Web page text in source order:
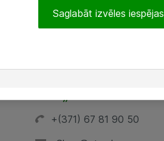
+(371) 67 81 90 50
Saglabāt izvēles iespējas